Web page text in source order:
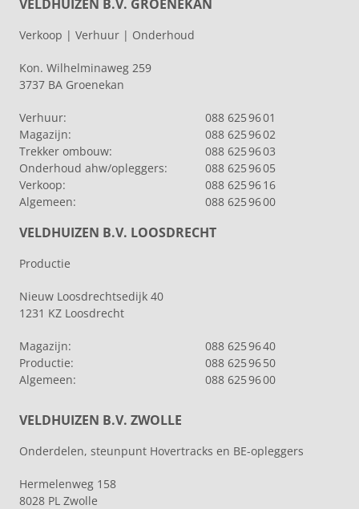
VELDHUIZEN B.V. GROENEKAN
Verkoop | Verhuur | Onderhoud
Kon. Wilhelminaweg 259
3737 BA Groenekan
Verhuur:
088 625 96 01
Magazijn:
088 625 96 02
Trekker ombouw:
088 625 96 03
Onderhoud ahw/opleggers:
088 625 96 05
Verkoop:
088 625 96 16
Algemeen:
088 625 96 00
VELDHUIZEN B.V. LOOSDRECHT
Productie
Nieuw Loosdrechtsedijk 40
1231 KZ Loosdrecht
Magazijn:
088 625 96 40
Productie:
088 625 96 50
Algemeen:
088 625 96 00
VELDHUIZEN B.V. ZWOLLE
Onderdelen, steunpunt Hovertracks en BE-opleggers
Hermelenweg 158
8028 PL Zwolle